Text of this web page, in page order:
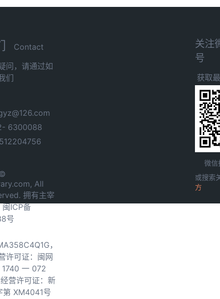
Contact
问，请通过如
们
6300088
All
拥有主宰
闽ICP备
号
，
许可证：闽网
一 072
营许可证：新
第 XM4041号
关注
号
获取
微信
或搜索
方